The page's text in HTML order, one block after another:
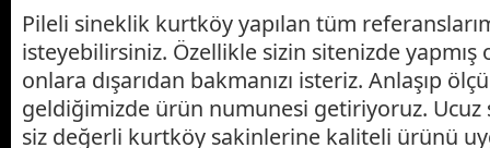
Pileli sineklik kurtköy yapılan tüm
isteyebilirsiniz. Özellikle sizin sitenizde yapmış
onlara dışarıdan bakmanızı isteriz. Anlaşıp
geldiğimizde ürün numunesi getiriyoruz.
siz değerli kurtköy sakinlerine kaliteli ürünü